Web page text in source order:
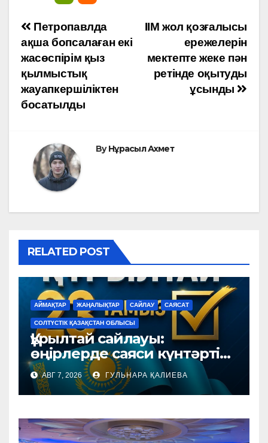
Навигация
по
записям
ІІМ жол қозғалысы
ережелерін
мектепте жеке пән
ретінде оқытуды
ұсынды
Петропавлда
ақша бопсалаған екі
жасөспірім қыз
қылмыстық
жауапкершіліктен
босатылды
ByНұрасыл Ахмет
RELATED POST
АЙМАҚТАР ЖАҢАЛЫҚТАР САЙЛАУ САЯСАТ
СОЛТҮСТІК ҚАЗАҚСТАН ОБЛЫСЫ
Құрылтай сайлауы:
өңірлерде саяси күнтәртібі
қалай түзіледі?
АВГ 7, 2026 ГУЛЬНАРА ҚАЛИЕВА